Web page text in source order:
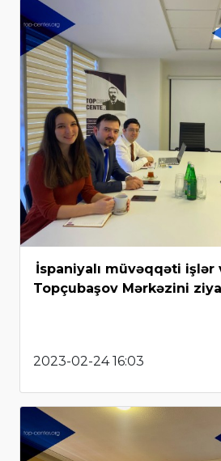
İspaniyalı müvəqqəti işlər
Topçubaşov Mərkəzini
2023-02-24 16:03